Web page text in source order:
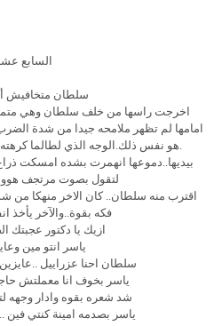
السابع
سلطان متخافيش
اخرجت راسها من خلف سلطان وهي
امامها لم تظهر ملامحه جيدا من شدة
.هو نفس ذلك.الوجه الذي لطالما
بيديها..دموعها انهمرت بشده امسكت
لتقول بصوت مرتجف هوو
اقترب منه سلطان.. كان الاخر منهكا
فكه بقوة..والآخر يأخذ
ازيك يا دكتور عجبتك
ياسر انتو مين
سلطان احنا عزراييل
ياسر بخوف انا معملتش
شد شعره بقوه وادار وجهه
ياسر بصدمه امينة كنتي فين